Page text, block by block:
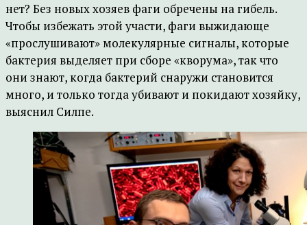
нет? Без новых хозяев фаги обречены на гибель.
Чтобы избежать этой участи, фаги выжидающе
«прослушивают» молекулярные сигналы, которые
бактерия выделяет при сборе «кворума», так что
они знают, когда бактерий снаружи становится
много, и только тогда убивают и покидают хозяйку,
выяснил Силпе.